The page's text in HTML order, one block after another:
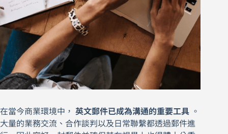
在當今商業環境中， 英文郵件已成為溝通的重要工具 。
大量的業務交流、合作談判以及日常聯繫都透過郵件進